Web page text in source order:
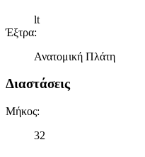
lt
Έξτρα:
Ανατομική Πλάτη
Διαστάσεις
Μήκος:
32